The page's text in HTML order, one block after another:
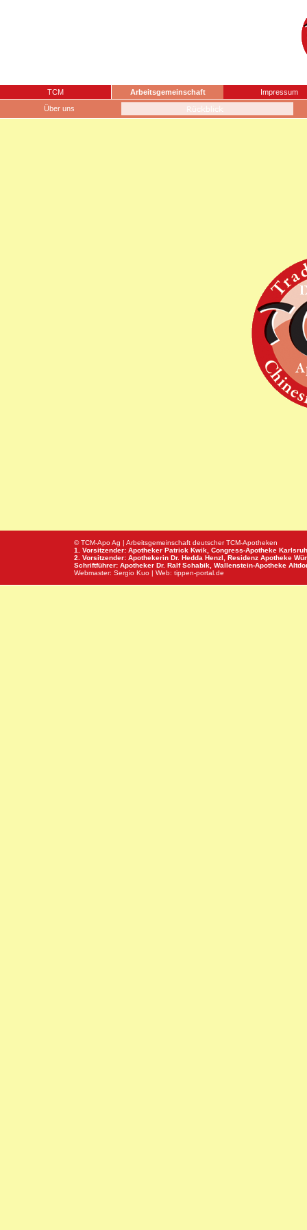
TCM Arbeitsgemeinschaft
Impressum
Über uns
© TCM-Apo Ag | Arbeitsgemeinschaft deutscher TCM-Apotheken
1. Vorsitzender: Apotheker Patrick Kwik, Congress-Apotheke
2. Vorsitzender: Apothekerin Dr. Hedda Henzl, Residenz Apotheke
Schriftführer: Apotheker Dr. Ralf Schabik, Wallenstein-Apotheke
Webmaster: Sergio Kuo | Web: tippen-portal.de